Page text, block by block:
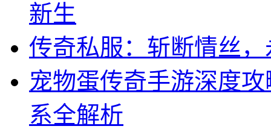
新生
传奇私服：斩断情丝
宠物蛋传奇手游深度
系全解析